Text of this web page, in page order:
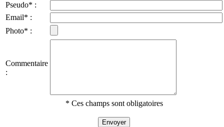
Pseudo* :
Email* :
Photo* :
Commentaire
:
* Ces champs sont obligatoires